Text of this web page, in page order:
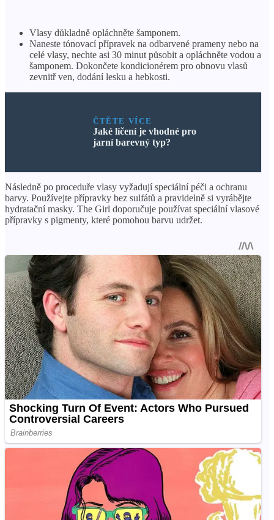
Vlasy důkladně opláchněte šamponem.
Naneste tónovací přípravek na odbarvené prameny nebo na
celé vlasy, nechte asi 30 minut působit a opláchněte vodou a
šamponem. Dokončete kondicionérem pro obnovu vlasů
zevnitř ven, dodání lesku a hebkosti.
ČTĚTE VÍCE
Jaké líčení je vhodné pro
jarní barevný typ?
Následně po proceduře vlasy vyžadují speciální péči a ochranu
barvy. Používejte přípravky bez sulfátů a pravidelně si vyrábějte
hydratační masky. The Girl doporučuje používat speciální vlasové
přípravky s pigmenty, které pomohou barvu udržet.